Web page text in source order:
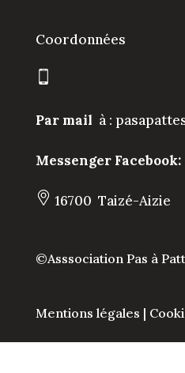
Coordonnées
Par mail à :
Messenger Facebook:
16700 Taizé-Aizie
©Asssociation Pas à
Mentions légales |